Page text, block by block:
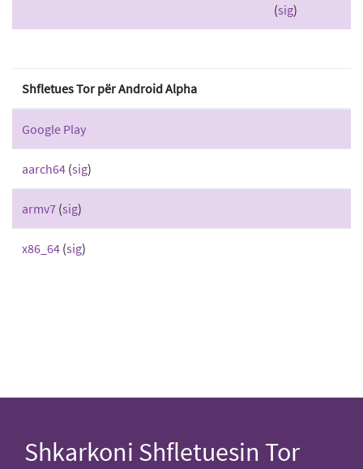
(sig)
Shfletues Tor për Android Alpha
Google Play
aarch64 (sig)
armv7 (sig)
x86_64 (sig)
Shkarkoni Shfletuesin Tor